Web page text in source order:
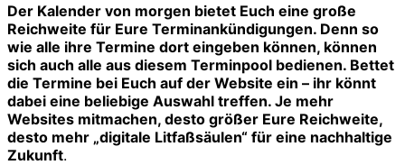
Der Kalender von morgen bietet Euch eine große
Reichweite für Eure Terminankündigungen. Denn so
wie alle ihre Termine dort eingeben können, können
sich auch alle aus diesem Terminpool bedienen. Bettet
die Termine bei Euch auf der Website ein – ihr könnt
dabei eine beliebige Auswahl treffen. Je mehr
Websites mitmachen, desto größer Eure Reichweite,
desto mehr „digitale Litfaßsäulen“ für eine nachhaltige
Zukunft.